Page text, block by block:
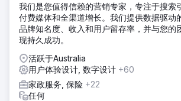
我们是您值得信赖的营销专家，专注于搜索
付费媒体和全渠道增长。我们提供数据驱动
品牌知名度、收入和用户留存率，并与您的
现持久成功。
活跃于Australia
用户体验设计, 数字设计 +60
家政服务, 保险 +22
任何